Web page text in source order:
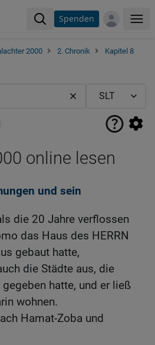
Spenden
2000 2. Chronik
Kapitel 8
online lesen
und sein
die 20 Jahre verflossen
das Haus des HERRN
gebaut hatte,
die Städte aus, die
hatte, und er ließ
wohnen.
Hamat-Zoba und